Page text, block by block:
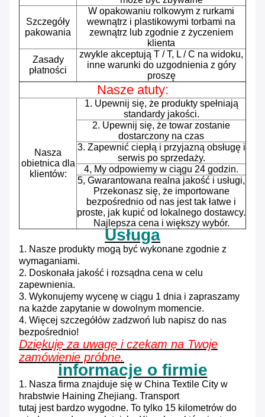
Szczegóły
pakowania
W opakowaniu rolkowym z rurkami
wewnątrz i plastikowymi torbami na
zewnątrz lub zgodnie z życzeniem
klienta
Zasady
płatności
zwykle akceptują T / T, L / C na widoku,
inne warunki do uzgodnienia z góry
proszę
Nasze atuty:
Nasza
obietnica dla
klientów:
1. Upewnij się, że produkty spełniają
standardy jakości.
2. Upewnij się, że towar zostanie
dostarczony na czas
3. Zapewnić ciepłą i przyjazną obsługę i
serwis po sprzedaży.
4, My odpowiemy w ciągu 24 godzin.
5, Gwarantowana realna jakość i usługi,
Przekonasz się, że importowane
bezpośrednio od nas jest tak łatwe i
proste, jak kupić od lokalnego dostawcy.
Najlepsza cena i większy wybór.
Usługa
1. Nasze produkty mogą być wykonane zgodnie z
wymaganiami.
2. Doskonała jakość i rozsądna cena w celu
zapewnienia.
3. Wykonujemy wycenę w ciągu 1 dnia i zapraszamy
na każde zapytanie w dowolnym momencie.
4. Więcej szczegółów zadzwoń lub napisz do nas
bezpośrednio!
Dziękuję za uwagę i czekam na Twoje
zamówienie próbne.
informacje o firmie
1. Nasza firma znajduje się w China Textile City w
hrabstwie Haining Zhejiang. Transport
tutaj jest bardzo wygodne. To tylko 15 kilometrów do